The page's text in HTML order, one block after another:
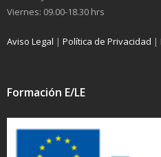
Viernes: 09.00-18.30 hrs
Aviso Legal | Política de Privacidad |
Formación E/LE